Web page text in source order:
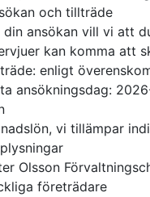
och tillträde
din ansökan vill vi att
kan komma att
enligt
ansökningsdag:
vi tillämpar
Olsson
företrädare